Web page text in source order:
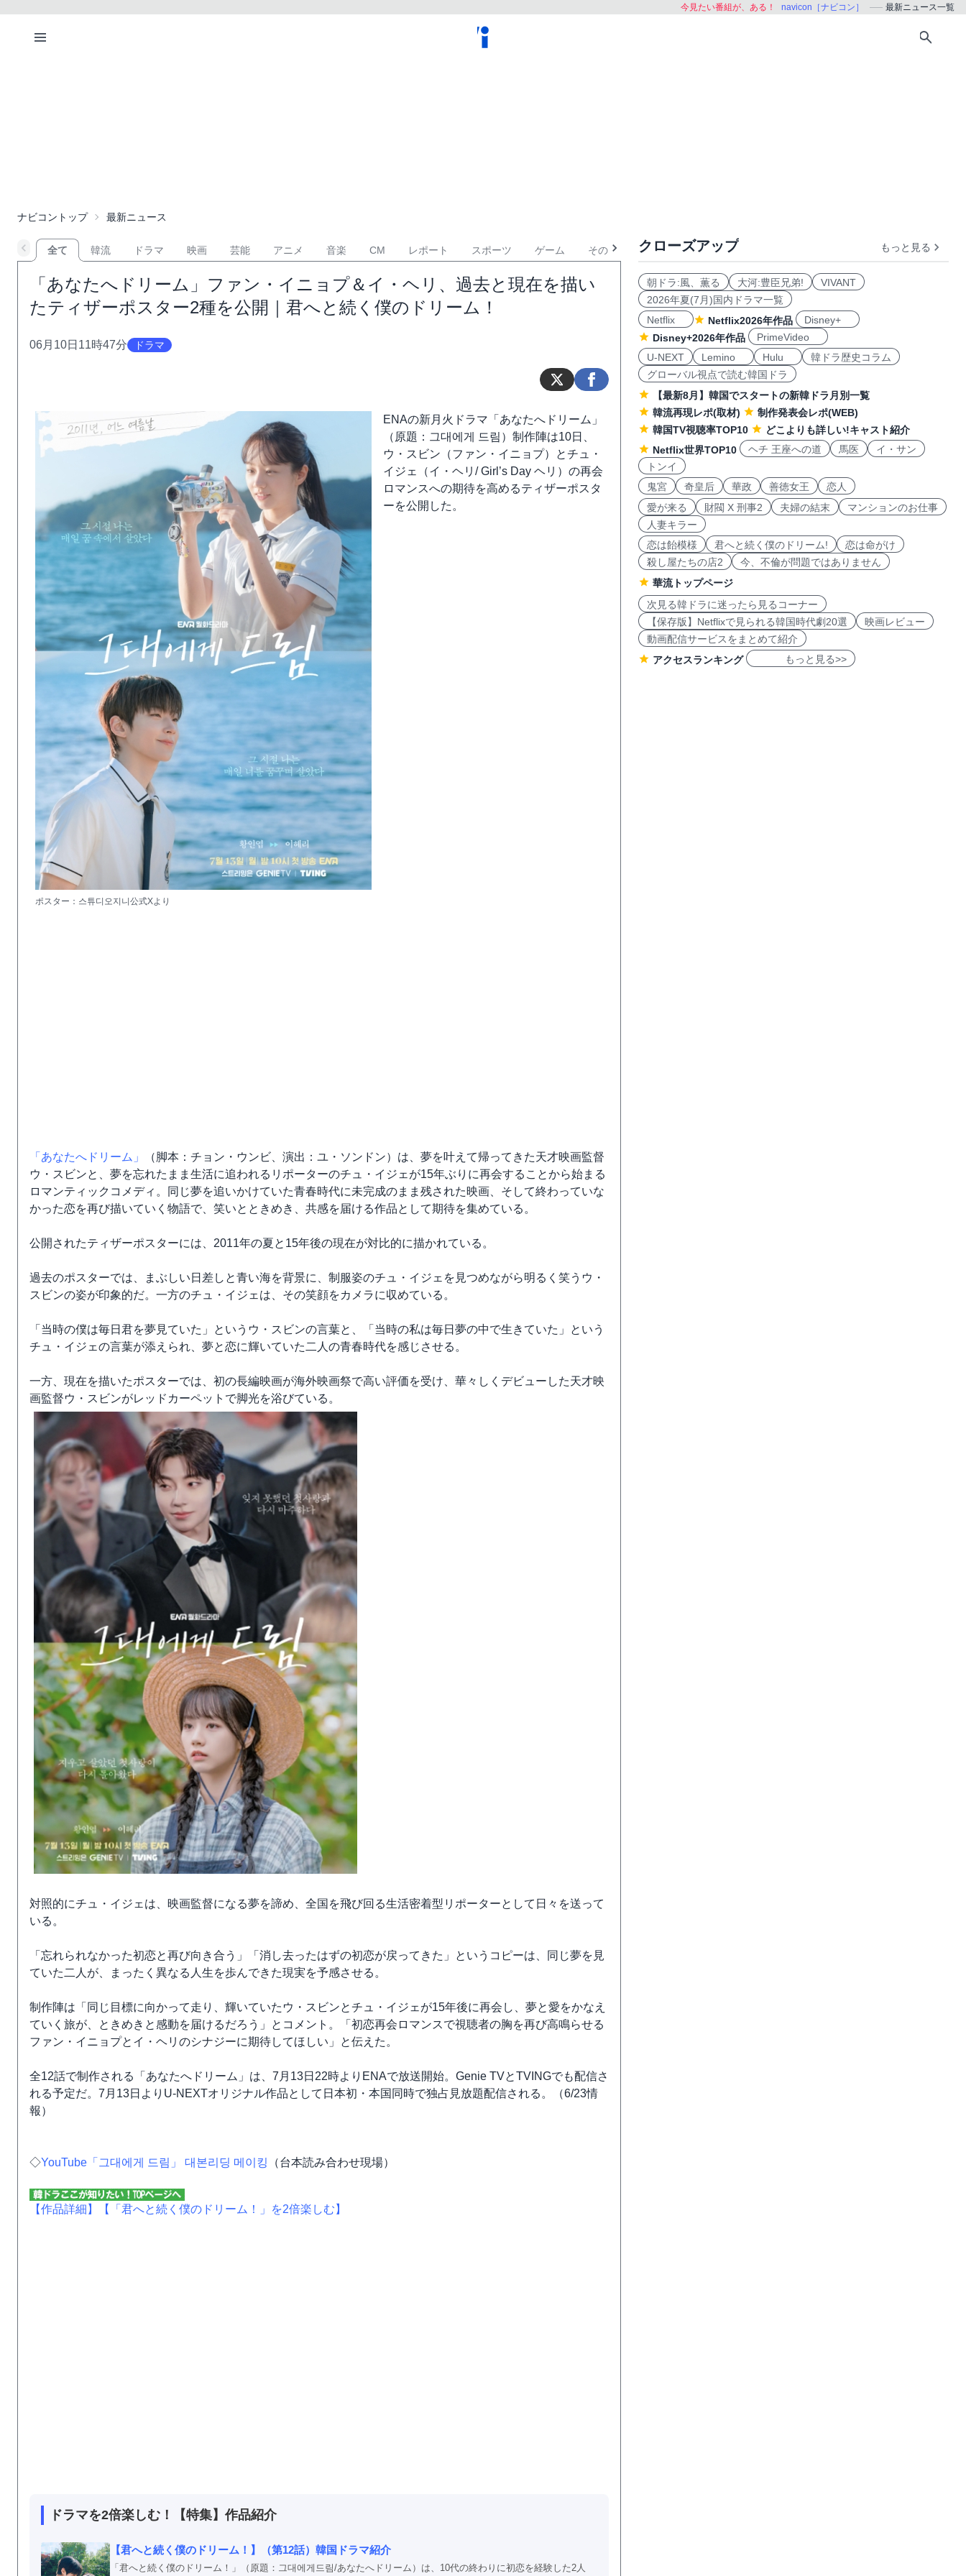
今見たい番組が、ある！ navicon［ナビコン］ 最新ニュース一覧
ナビコントップ 最新ニュース
全て 韓流 ドラマ 映画 芸能 アニメ 音楽 CM レポート スポーツ ゲーム その他
「あなたへドリーム」ファン・イニョプ＆イ・ヘリ、過去と現在を描い
たティザーポスター2種を公開｜君へと続く僕のドリーム！
06月10日11時47分 ドラマ
ポスター：스튜디오지니公式Xより
ENAの新月火ドラマ「あなたへドリーム」
（原題：그대에게 드림）制作陣は10日、
ウ・スビン（ファン・イニョプ）とチュ・
イジェ（イ・ヘリ/ Girl’s Day ヘリ）の再会
ロマンスへの期待を高めるティザーポスタ
ーを公開した。
「あなたへドリーム」
（脚本：チョン・ウンビ、演出：ユ・ソンドン）は、夢を叶えて帰ってきた天才映画監督
ウ・スビンと、夢を忘れたまま生活に追われるリポーターのチュ・イジェが15年ぶりに再会することから始まる
ロマンティックコメディ。同じ夢を追いかけていた青春時代に未完成のまま残された映画、そして終わっていな
かった恋を再び描いていく物語で、笑いとときめき、共感を届ける作品として期待を集めている。
公開されたティザーポスターには、2011年の夏と15年後の現在が対比的に描かれている。
過去のポスターでは、まぶしい日差しと青い海を背景に、制服姿のチュ・イジェを見つめながら明るく笑うウ・
スビンの姿が印象的だ。一方のチュ・イジェは、その笑顔をカメラに収めている。
「当時の僕は毎日君を夢見ていた」というウ・スビンの言葉と、「当時の私は毎日夢の中で生きていた」という
チュ・イジェの言葉が添えられ、夢と恋に輝いていた二人の青春時代を感じさせる。
一方、現在を描いたポスターでは、初の長編映画が海外映画祭で高い評価を受け、華々しくデビューした天才映
画監督ウ・スビンがレッドカーペットで脚光を浴びている。
対照的にチュ・イジェは、映画監督になる夢を諦め、全国を飛び回る生活密着型リポーターとして日々を送って
いる。
「忘れられなかった初恋と再び向き合う」「消し去ったはずの初恋が戻ってきた」というコピーは、同じ夢を見
ていた二人が、まったく異なる人生を歩んできた現実を予感させる。
制作陣は「同じ目標に向かって走り、輝いていたウ・スビンとチュ・イジェが15年後に再会し、夢と愛をかなえ
ていく旅が、ときめきと感動を届けるだろう」とコメント。「初恋再会ロマンスで視聴者の胸を再び高鳴らせる
ファン・イニョプとイ・ヘリのシナジーに期待してほしい」と伝えた。
全12話で制作される「あなたへドリーム」は、7月13日22時よりENAで放送開始。Genie TVとTVINGでも配信さ
れる予定だ。7月13日よりU-NEXTオリジナル作品として日本初・本国同時で独占見放題配信される。（6/23情
報）
◇YouTube「그대에게 드림」 대본리딩 메이킹 （台本読み合わせ現場）
【作品詳細】 【「君へと続く僕のドリーム！」を2倍楽しむ】
ドラマを2倍楽しむ！【特集】作品紹介
【君へと続く僕のドリーム！】（第12話）韓国ドラマ紹介
「君へと続く僕のドリーム！」（原題：그대에게드림/あなたへドリーム）は、10代の終わりに初恋を経験した2人
クローズアップ もっと見る
朝ドラ:風、薫る 大河:豊臣兄弟!
VIVANT
2026年夏(7月)国内ドラマ一覧
Netflix
Netflix2026年作品
Disney+
Disney+2026年作品
PrimeVideo
U-NEXT
Lemino Hulu
韓ドラ歴史コラム
グローバル視点で読む韓国ドラ
【最新8月】韓国でスタートの新韓ドラ月別一覧
韓流再現レポ(取材)
制作発表会レポ(WEB)
韓国TV視聴率TOP10
どこよりも詳しい!キャスト紹介
Netflix世界TOP10
ヘチ 王座への道 馬医
イ・サン
トンイ
鬼宮
奇皇后 華政 善徳女王
恋人
愛が来る
財閥 X 刑事2 夫婦の結末
マンションのお仕事
人妻キラー
恋は飴模様
君へと続く僕のドリーム!
恋は命がけ
殺し屋たちの店2
今、不倫が問題ではありません
華流トップページ
次見る韓ドラに迷ったら見るコーナー
【保存版】Netflixで見られる韓国時代劇20選
映画レビュー
動画配信サービスをまとめて紹介
アクセスランキング
もっと見る>>